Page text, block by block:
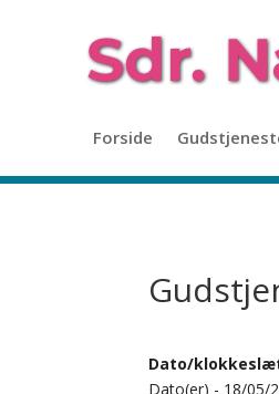
Forside
Dato/
Dato(er) - 18/05/